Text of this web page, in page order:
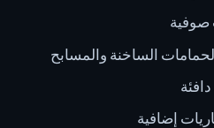
صوفية
الساخنة والمسابح
إضافية